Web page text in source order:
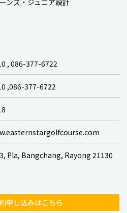
, 086-377-6722
,086-377-6722
Pla, Bangchang, Rayong 21130
申し込みはこちら